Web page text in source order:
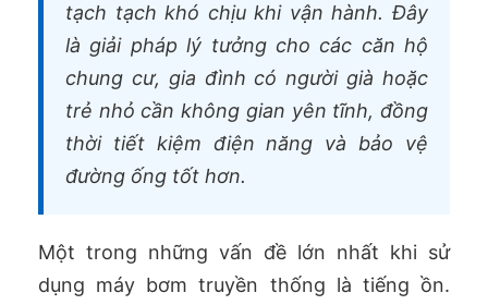
tạch tạch khó chịu khi vận hành. Đây
là giải pháp lý tưởng cho các căn hộ
chung cư, gia đình có người già hoặc
trẻ nhỏ cần không gian yên tĩnh, đồng
thời tiết kiệm điện năng và bảo vệ
đường ống tốt hơn.
Một trong những vấn đề lớn nhất khi sử
dụng máy bơm truyền thống là tiếng ồn.